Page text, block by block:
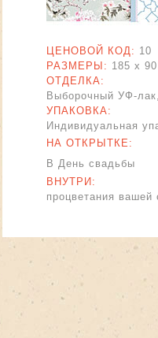
ЦЕНОВОЙ КОД: 10
РАЗМЕРЫ: 185 x
ОТДЕЛКА:
Выборочный УФ-
УПАКОВКА:
Индивидуальная
НА ОТКРЫТКЕ:
В День свадьбы
ВНУТРИ:
процветания вашей